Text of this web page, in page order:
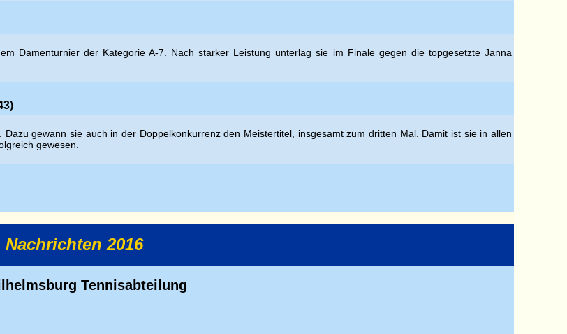
Damenturnier der Kategorie A-7. Nach starker Leistung unterlag sie im Finale gegen die topgesetzte Janna
gewann sie auch in der Doppelkonkurrenz den Meistertitel, insgesamt zum dritten Mal. Damit ist sie in allen
gewesen.
Nachrichten 2016
Tennisabteilung